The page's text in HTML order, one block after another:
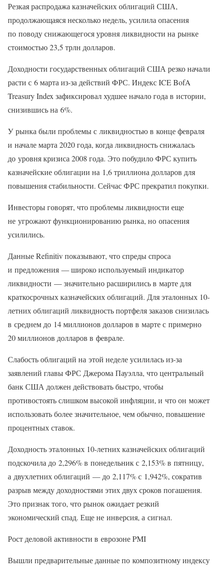
Резкая распродажа казначейских облигаций США,
продолжающаяся несколько недель, усилила опасения
по поводу снижающегося уровня ликвидности на рынке
стоимостью 23,5 трлн долларов.
Доходности государственных облигаций США резко начали
расти с 6 марта из-за действий ФРС. Индекс ICE BofA
Treasury Index зафиксировал худшее начало года в истории,
снизившись на 6%.
У рынка были проблемы с ликвидностью в конце февраля
и начале марта 2020 года, когда ликвидность снижалась
до уровня кризиса 2008 года. Это побудило ФРС купить
казначейские облигации на 1,6 триллиона долларов для
повышения стабильности. Сейчас ФРС прекратил покупки.
Инвесторы говорят, что проблемы ликвидности еще
не угрожают функционированию рынка, но опасения
усилились.
Данные Refinitiv показывают, что спреды спроса
и предложения — широко используемый индикатор
ликвидности — значительно расширились в марте для
краткосрочных казначейских облигаций. Для эталонных 10-
летних облигаций ликвидность портфеля заказов снизилась
в среднем до 14 миллионов долларов в марте с примерно
20 миллионов долларов в феврале.
Слабость облигаций на этой неделе усилилась из-за
заявлений главы ФРС Джерома Пауэлла, что центральный
банк США должен действовать быстро, чтобы
противостоять слишком высокой инфляции, и что он может
использовать более значительное, чем обычно, повышение
процентных ставок.
Доходность эталонных 10-летних казначейских облигаций
подскочила до 2,296% в понедельник с 2,153% в пятницу,
а двухлетних облигаций — до 2,117% с 1,942%, сократив
разрыв между доходностями этих двух сроков погашения.
Это признак того, что рынок ожидает резкий
экономический спад. Еще не инверсия, а сигнал.
Рост деловой активности в еврозоне PMI
Вышли предварительные данные по композитному индексу